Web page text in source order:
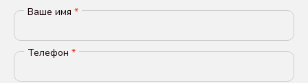
Ваше имя *
Телефон *